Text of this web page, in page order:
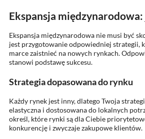
Ekspansja międzynarodowa:
Ekspansja międzynarodowa nie musi być
jest przygotowanie odpowiedniej strategii,
marce zaistnieć na nowych rynkach.
stanowi podstawę sukcesu.
Strategia dopasowana do rynku
Każdy rynek jest inny, dlatego Twoja
elastyczna i dostosowana do lokalnych
określ, które rynki są dla Ciebie
konkurencję i zwyczaje zakupowe klientów.